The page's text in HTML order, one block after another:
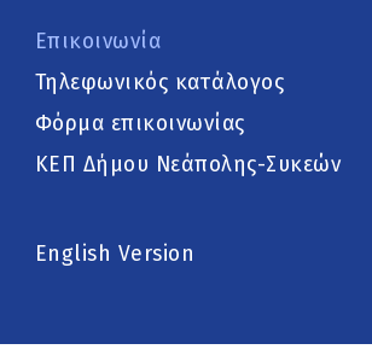
Επικοινωνία
Τηλεφωνικός κατάλογος
Φόρμα επικοινωνίας
ΚΕΠ Δήμου Νεάπολης-Συκεών
English Version